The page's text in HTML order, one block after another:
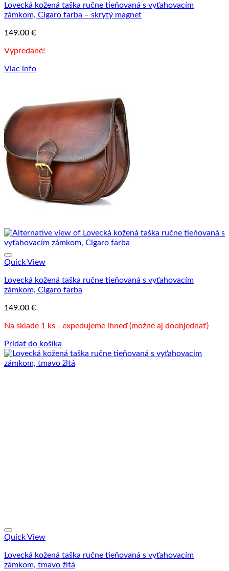
Lovecká kožená taška ručne tieňovaná s vyťahovacím
zámkom, Cigaro farba – skrytý magnet
149.00 €
Vypredané!
Viac info
Quick View
Lovecká kožená taška ručne tieňovaná s vyťahovacím
zámkom, Cigaro farba
149.00 €
Na sklade 1 ks - expedujeme ihneď (možné aj doobjednať)
Pridať do košíka
Quick View
Lovecká kožená taška ručne tieňovaná s vyťahovacím
zámkom, tmavo žltá